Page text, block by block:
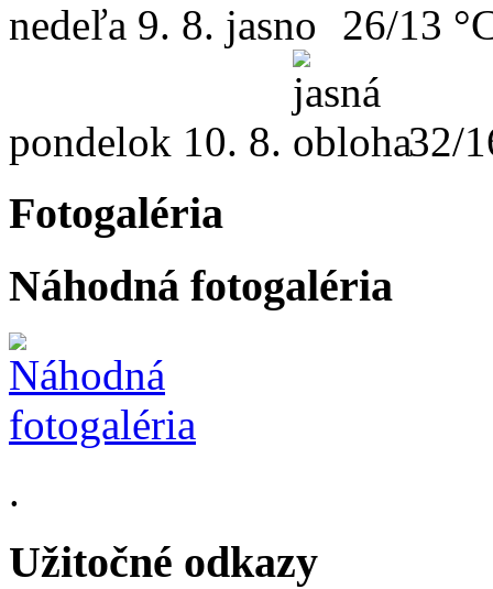
nedeľa 9. 8. 26/13
pondelok 10. 8. 32/
Fotogaléria
Náhodná fotogaléria
.
Užitočné odkazy